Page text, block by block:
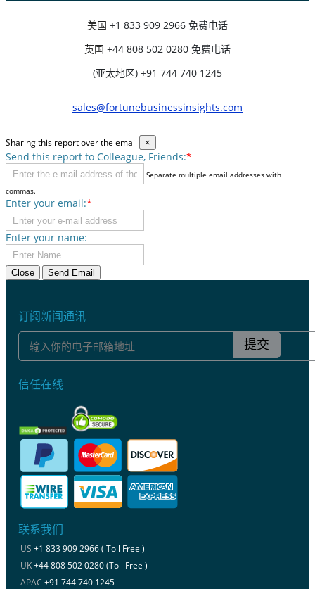
美国 +1 833 909 2966 免费电话
英国 +44 808 502 0280 免费电话
(亚太地区) +91 744 740 1245
sales@fortunebusinessinsights.com
Sharing this report over the email ×
Send this report to Colleague, Friends:*
Separate multiple email addresses with
commas.
Enter your email:*
Enter your name:
Close Send Email
订阅新闻通讯
提交
信任在线
联系我们
US +1 833 909 2966 ( Toll Free )
UK+44 808 502 0280 (Toll Free )
APAC +91 744 740 1245